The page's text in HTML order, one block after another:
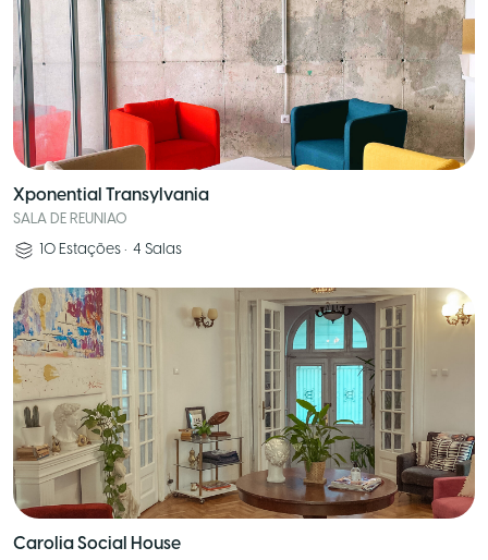
Xponential Transylvania
SALA DE REUNIAO
10 Estações • 4 Salas
Carolia Social House